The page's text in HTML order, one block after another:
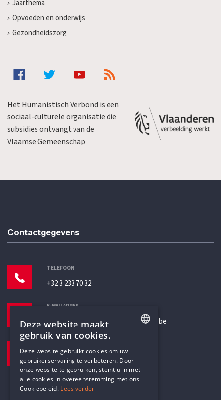
Jaarthema
Opvoeden en onderwijs
Gezondheidszorg
Het Humanistisch Verbond is een
sociaal-culturele organisatie die
subsidies ontvangt van de
Vlaamse Gemeenschap
Contactgegevens
TELEFOON
+32 3 233 70 32
E-MAILADRES
secretariaat@humanistischverbond.be
Pottenbrug 4
Antwerpen, 2000
DUTCH
Deze website maakt
gebruik van cookies.
Deze website gebruikt cookies om uw
gebruikerservaring te verbeteren. Door
onze website te gebruiken, stemt u in met
alle cookies in overeenstemming met ons
Cookiebeleid. Lees verder